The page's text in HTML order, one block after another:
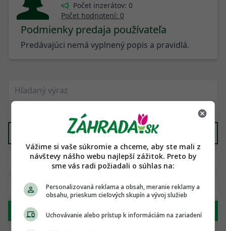
Počet inzerátov: 0
Počet hodnotení: 0
Podmienky predaja používateľa
Predávajúci nemá vyplnený popis a pravidlá.
Prebytky zo záhrad
Hľadať
Vážime si vaše súkromie a chceme, aby ste mali z
návštevy nášho webu najlepší zážitok. Preto by
sme vás radi požiadali o súhlas na:
Personalizovaná reklama a obsah, meranie reklamy a
obsahu, prieskum cieľových skupín a vývoj služieb
Uchovávanie alebo prístup k informáciám na zariadení